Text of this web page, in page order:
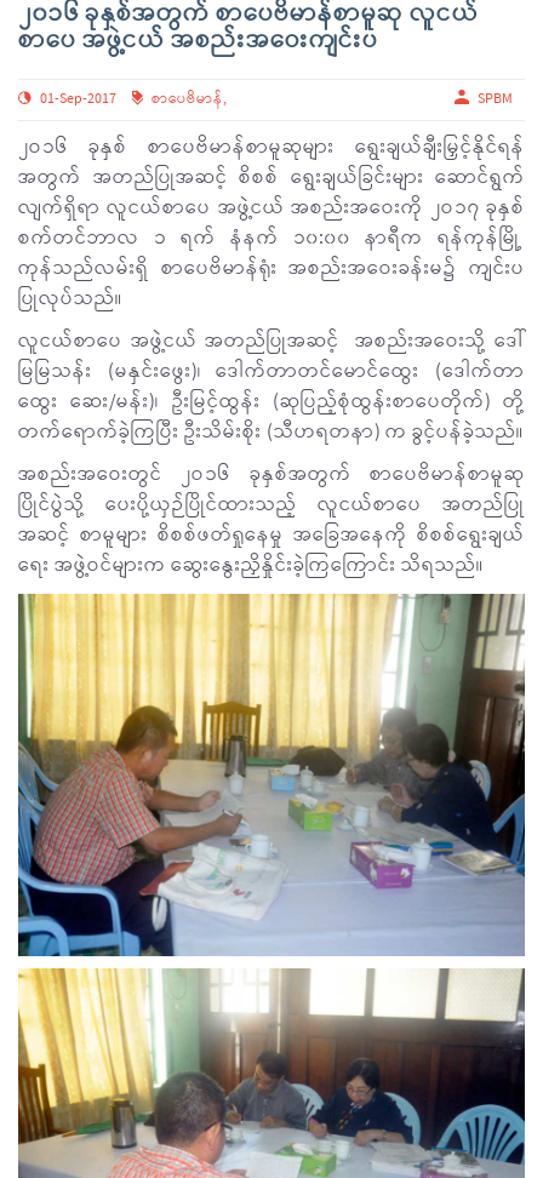
၂၀၁၆ ခုနှစ်အတွက် စာပေဗိမာန်စာမူဆု လူငယ်
စာပေ အဖွဲ့ငယ် အစည်းအဝေးကျင်းပ
01-Sep-2017 စာပေဗိမာန်, SPBM
၂ဝ၁၆ ခုနှစ် စာပေဗိမာန်စာမူဆုများ ရွေးချယ်ချီးမြှင့်နိုင်ရန်
အတွက် အတည်ပြုအဆင့် စိစစ် ရွေးချယ်ခြင်းများ ဆောင်ရွက်
လျက်ရှိရာ လူငယ်စာပေ အဖွဲ့ငယ် အစည်းအဝေးကို ၂ဝ၁၇ ခုနှစ်
စက်တင်ဘာလ ၁ ရက် နံနက် ၁၀:၀၀ နာရီက ရန်ကုန်မြို့
ကုန်သည်လမ်းရှိ စာပေဗိမာန်ရုံး အစည်းအဝေးခန်းမ၌ ကျင်းပ
ပြုလုပ်သည်။
လူငယ်စာပေ အဖွဲ့ငယ် အတည်ပြုအဆင့် အစည်းအဝေးသို့ ဒေါ်
မြမြသန်း (မနှင်းဖွေး)၊ ဒေါက်တာတင်မောင်ထွေး (ဒေါက်တာ
ထွေး ဆေး/မန်း)၊ ဦးမြင့်ထွန်း (ဆုပြည့်စုံထွန်းစာပေတိုက်) တို့
တက်ရောက်ခဲ့ကြပြီး ဦးသိမ်းစိုး (သီဟရတနာ) က ခွင့်ပန်ခဲ့သည်။
အစည်းအဝေးတွင် ၂ဝ၁၆ ခုနှစ်အတွက် စာပေဗိမာန်စာမူဆု
ပြိုင်ပွဲသို့ ပေးပို့ယှဉ်ပြိုင်ထားသည့် လူငယ်စာပေ အတည်ပြု
အဆင့် စာမူများ စိစစ်ဖတ်ရှုနေမှု အခြေအနေကို စိစစ်ရွေးချယ်
ရေး အဖွဲ့ဝင်များက ဆွေးနွေးညှိနှိုင်းခဲ့ကြကြောင်း သိရသည်။